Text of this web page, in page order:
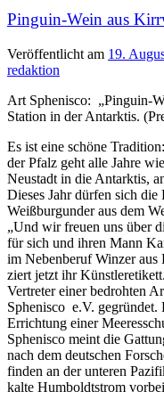
Pinguin-Wein aus
Veröffentlicht am 19.
redaktion
Art Sphenisco: „Pinguin-
Station in der Antarktis.
Es ist eine schöne
der Pfalz geht alle Jahre
Neustadt in die Antarktis,
Dieses Jahr dürfen sich
Weißburgunder aus dem
„Und wir freuen uns über
für sich und ihren Mann
im Nebenberuf Winzer aus
ziert jetzt ihr Künstleretikett.
Vertreter einer bedrohten
Sphenisco e.V. gegründet.
Errichtung einer
Sphenisco meint die
nach dem deutschen
finden an der unteren
kalte Humboldtstrom